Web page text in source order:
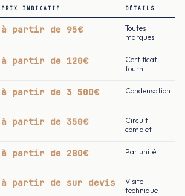
PRIX INDICATIF DÉTAILS
à partir de 95€
Toutes
marques
à partir de 120€
Certificat
fourni
à partir de 3 500€ Condensation
à partir de 350€
Circuit
complet
à partir de 280€ Par unité
à partir de sur devis
Visite
technique